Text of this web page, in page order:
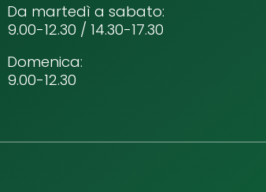
Da martedì a sabato:
9.00-12.30 / 14.30-17.30
Domenica:
9.00-12.30